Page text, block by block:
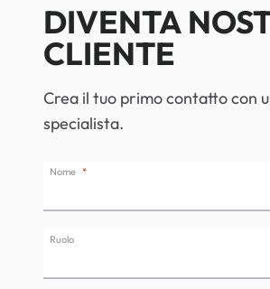
DIVENTA
CLIENTE
Crea il tuo primo contatto con
specialista.
Nome
Ruolo